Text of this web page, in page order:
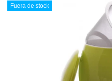
Fuera de stock